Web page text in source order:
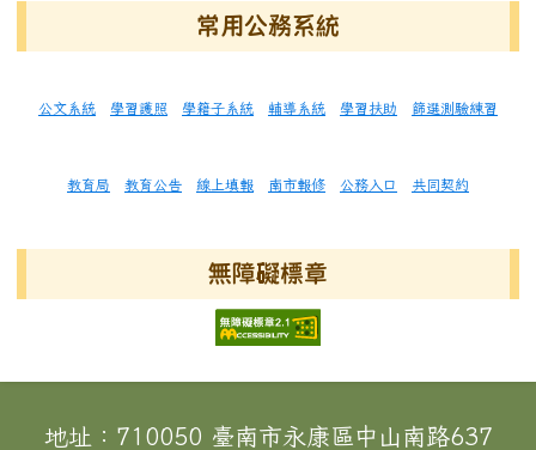
常用公務系統
公文系統 學習護照 學籍子系統 輔導系統 學習扶助 篩選測驗練習
教育局 教育公告 線上填報 南市報修 公務入口 共同契約
無障礙標章
頁尾區域內容
地址：710050 臺南市永康區中山南路637